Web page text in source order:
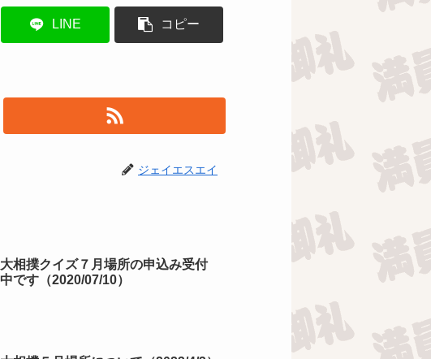
LINE コピー
ジェイエスエイ
大相撲クイズ７月場所の申込み受付
中です（2020/07/10）